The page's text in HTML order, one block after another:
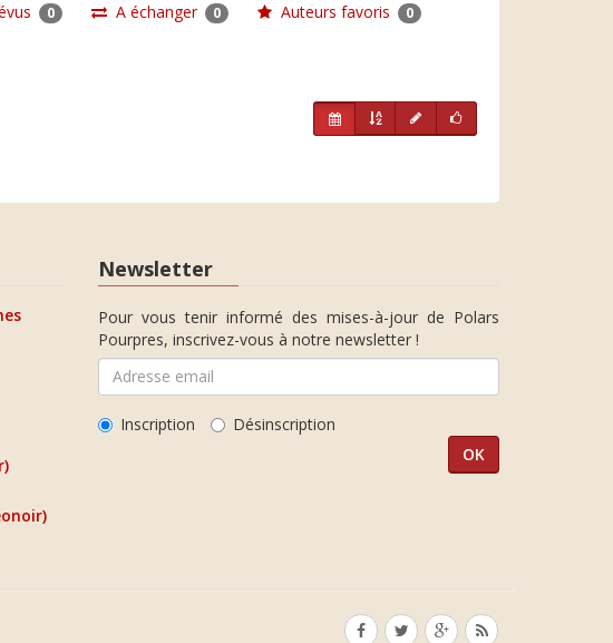
0 A échanger 0 Auteurs favoris 0
Newsletter
Pour vous tenir informé des mises-à-jour de Polars
Pourpres, inscrivez-vous à notre newsletter !
Inscription Désinscription